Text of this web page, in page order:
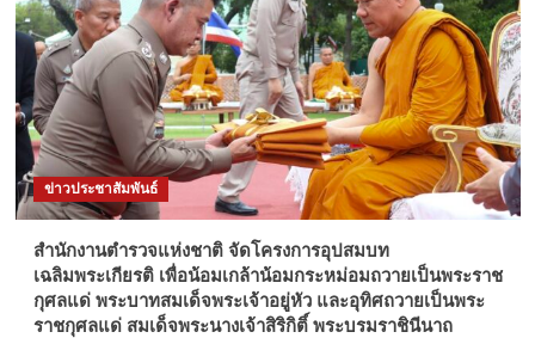
ข่าวประชาสัมพันธ์
สำนักงานตำรวจแห่งชาติ จัดโครงการอุปสมบท
เฉลิมพระเกียรติ เพื่อน้อมเกล้าน้อมกระหม่อมถวายเป็นพระราช
กุศลแด่ พระบาทสมเด็จพระเจ้าอยู่หัว และอุทิศถวายเป็นพระ
ราชกุศลแด่ สมเด็จพระนางเจ้าสิริกิติ์ พระบรมราชินีนาถ